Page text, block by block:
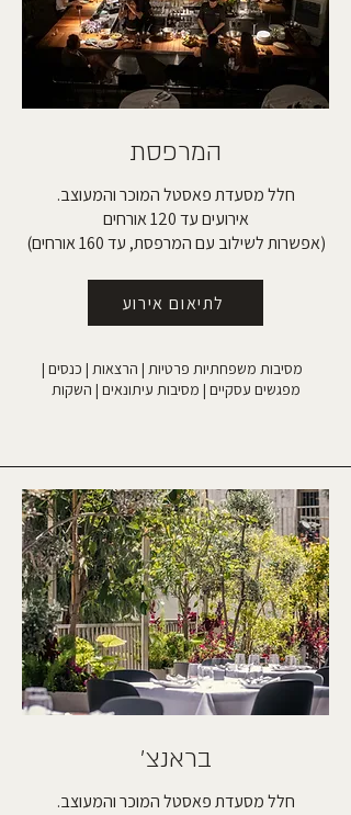
המרפסת
חלל מסעדת פאסטל המוכר והמעוצב.
אירועים עד 120 אורחים
(אפשרות לשילוב עם המרפסת, עד 160 אורחים)
לתיאום אירוע
מסיבות משפחתיות פרטיות | הרצאות | כנסים |
מפגשים עסקיים | מסיבות עיתונאים | השקות
בראנצ׳
חלל מסעדת פאסטל המוכר והמעוצב.